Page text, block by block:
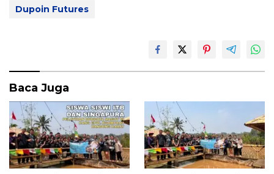
e
o
k
ittat
p
Dupoin Futures
Baca Juga